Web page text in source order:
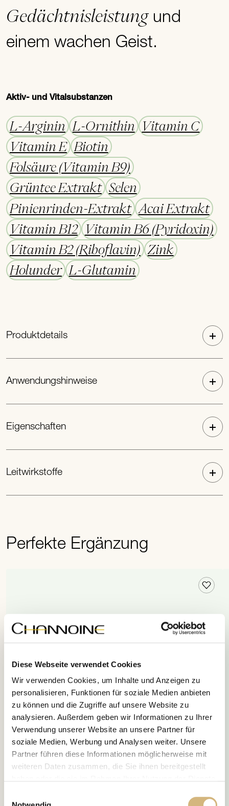
Diese Webseite verwendet Cookies
Wir verwenden Cookies, um Inhalte und Anzeigen zu
personalisieren, Funktionen für soziale Medien anbieten
zu können und die Zugriffe auf unsere Website zu
analysieren. Außerdem geben wir Informationen zu Ihrer
Verwendung unserer Website an unsere Partner für
soziale Medien, Werbung und Analysen weiter. Unsere
Partner führen diese Informationen möglicherweise mit
weiteren Daten zusammen, die Sie ihnen bereitgestellt
Gedächtnisleistungund
einem wachen Geist.
Aktiv- und Vitalsubstanzen
L-Arginin L-Ornithin
Vitamin C
Vitamin E
Biotin
Folsäure (Vitamin B9)
Grüntee Extrakt Selen
Pinienrinden-Extrakt
Acai Extrakt
Vitamin B12
Vitamin B6 (Pyridoxin)
Vitamin B2 (Riboflavin)
Zink
Holunder
L-Glutamin
Produktdetails
Anwendungshinweise
Eigenschaften
Leitwirkstoffe
Perfekte Ergänzung